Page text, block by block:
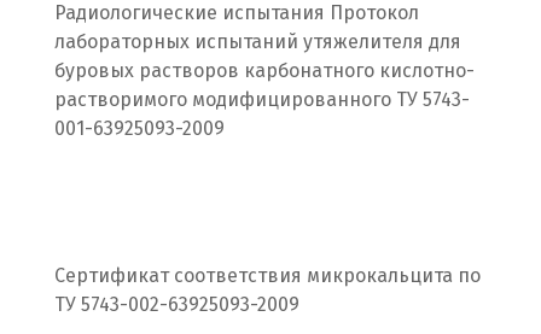
Раменское
Ревда
Реутов
С
Радиологические испытания Протокол
лабораторных испытаний утяжелителя для
буровых растворов карбонатного кислотно-
растворимого модифицированного ТУ 5743-
001-63925093-2009
Сертификат соответствия микрокальцита по
ТУ 5743-002-63925093-2009